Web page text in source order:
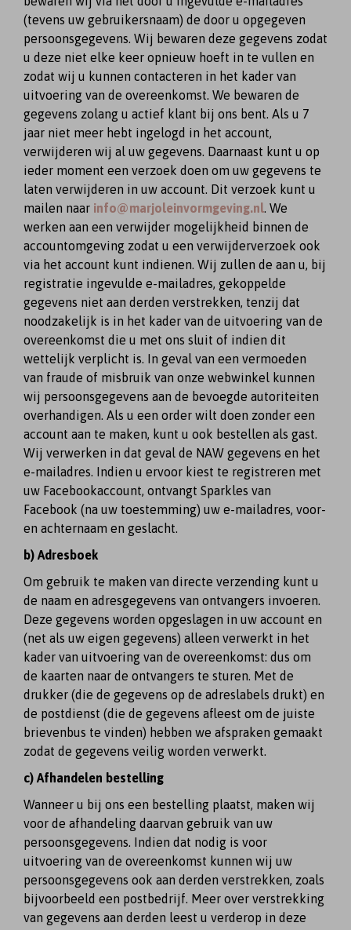
(tevens uw gebruikersnaam) de door u opgegeven
persoonsgegevens. Wij bewaren deze gegevens zodat
u deze niet elke keer opnieuw hoeft in te vullen en
zodat wij u kunnen contacteren in het kader van
uitvoering van de overeenkomst. We bewaren de
gegevens zolang u actief klant bij ons bent. Als u 7
jaar niet meer hebt ingelogd in het account,
verwijderen wij al uw gegevens. Daarnaast kunt u op
ieder moment een verzoek doen om uw gegevens te
laten verwijderen in uw account. Dit verzoek kunt u
mailen naar info@marjoleinvormgeving.nl. We
werken aan een verwijder mogelijkheid binnen de
accountomgeving zodat u een verwijderverzoek ook
via het account kunt indienen. Wij zullen de aan u, bij
registratie ingevulde e-mailadres, gekoppelde
gegevens niet aan derden verstrekken, tenzij dat
noodzakelijk is in het kader van de uitvoering van de
overeenkomst die u met ons sluit of indien dit
wettelijk verplicht is. In geval van een vermoeden
van fraude of misbruik van onze webwinkel kunnen
wij persoonsgegevens aan de bevoegde autoriteiten
overhandigen. Als u een order wilt doen zonder een
account aan te maken, kunt u ook bestellen als gast.
Wij verwerken in dat geval de NAW gegevens en het
e-mailadres. Indien u ervoor kiest te registreren met
uw Facebookaccount, ontvangt Sparkles van
Facebook (na uw toestemming) uw e-mailadres, voor-
en achternaam en geslacht.
b) Adresboek
Om gebruik te maken van directe verzending kunt u
de naam en adresgegevens van ontvangers invoeren.
Deze gegevens worden opgeslagen in uw account en
(net als uw eigen gegevens) alleen verwerkt in het
kader van uitvoering van de overeenkomst: dus om
de kaarten naar de ontvangers te sturen. Met de
drukker (die de gegevens op de adreslabels drukt) en
de postdienst (die de gegevens afleest om de juiste
brievenbus te vinden) hebben we afspraken gemaakt
zodat de gegevens veilig worden verwerkt.
c) Afhandelen bestelling
Wanneer u bij ons een bestelling plaatst, maken wij
voor de afhandeling daarvan gebruik van uw
persoonsgegevens. Indien dat nodig is voor
uitvoering van de overeenkomst kunnen wij uw
persoonsgegevens ook aan derden verstrekken, zoals
bijvoorbeeld een postbedrijf. Meer over verstrekking
van gegevens aan derden leest u verderop in deze